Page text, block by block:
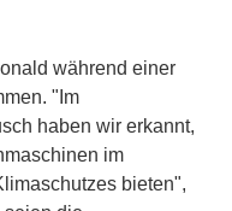
während einer
"Im
haben wir erkannt,
im
bieten",